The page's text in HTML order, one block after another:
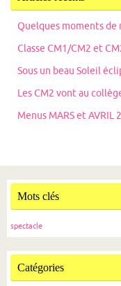
Quelques moments de
Classe CM1/CM2 et
Sous un beau Soleil
Les CM2 vont au
Menus MARS et AVRIL
Mots clés
spectacle
Catégories